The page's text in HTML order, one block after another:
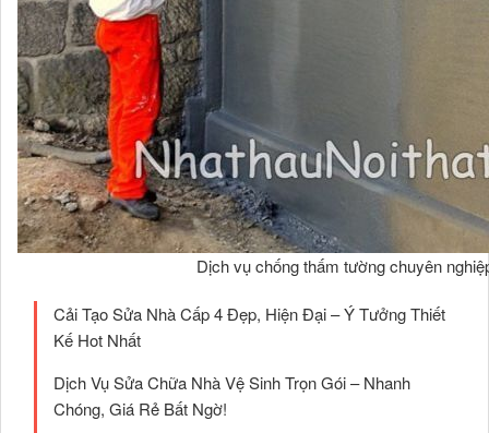
Dịch vụ chống thấm tường chuyên
Cải Tạo Sửa Nhà Cấp 4 Đẹp, Hiện Đại – Ý Tưởng Thiết
Kế Hot Nhất
Dịch Vụ Sửa Chữa Nhà Vệ Sinh Trọn Gói – Nhanh
Chóng, Giá Rẻ Bất Ngờ!